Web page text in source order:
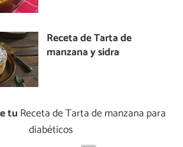
Receta de Tarta de
manzana y sidra
tu Receta de Tarta de manzana para
diabéticos